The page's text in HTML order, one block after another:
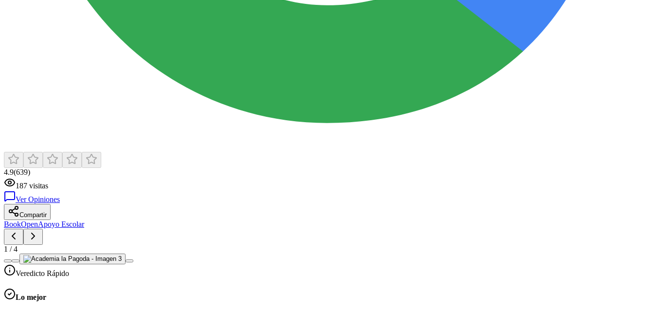
4.9(639)
187 visitas
Ver Opiniones
Compartir
BookOpenApoyo Escolar
1 /4
Veredicto Rápido
Lo mejor